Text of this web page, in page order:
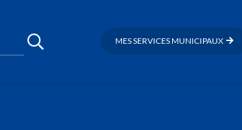
MES SERVICES MUNICIPAUX